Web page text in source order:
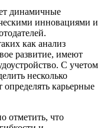
динамичные
инновациями и
как анализ
развитие, имеют
С учетом
несколько
карьерные
отметить, что